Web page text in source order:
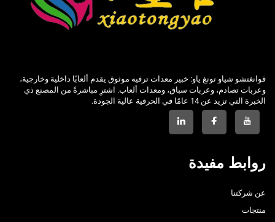
قوانغتشو شياو تونغ ياو: خبير معدات ترفيه موثوق يقدم ألعابًا داخلية وخارجية،
وعربات تصادم، وعربات سباق، ومعدات ألعاب. اشترِ مباشرةً من المصنع ذي
الخبرة التي تزيد عن 14 عامًا في الحرفية عالية الجودة.
روابط مفيدة
عن شركتنا
منتجات